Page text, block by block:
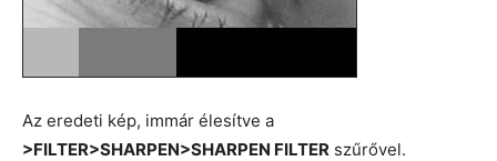
Az eredeti kép, immár élesítve a
>FILTER>SHARPEN>SHARPEN FILTER szűrővel.